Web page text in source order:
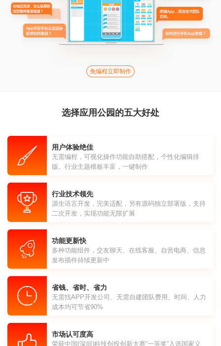
免编程立即制作
选择应用公园的五大好处
用户体验绝佳
无需编程，可视化操作功能自助搭配，个性化编辑排
版。行业主题模板丰富，一键制作
行业技术领先
源生语言开发，完美适配，另有源码独立部署版，支持
二次开发，实现功能无限扩展
功能更新快
多种功能组件，交友聊天、在线客服、自营电商、信息
发布插件持续更新中
省钱、省时、省力
无需找APP开发公司、无需自建团队费用、时间、人力
成本均可节省90%
市场认可度高
荣获中国(深圳)科技创投创新大赛“一等奖”入选国家义